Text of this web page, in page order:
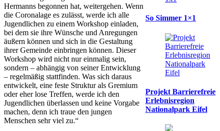
Hermanns begonnen hat, weitergehen. Wenn
die Coronalage es zulässt, werde ich alle
Jugendlichen zu einem Workshop einladen,
bei dem sie ihre Wünsche und Anregungen
äußern können und sich in die Gestaltung
ihrer Gemeinde einbringen können. Dieser
Workshop wird nicht nur einmalig sein,
sondern – abhängig von seiner Entwicklung
– regelmäßig stattfinden. Was sich daraus
entwickelt, eine feste Struktur als Gremium
oder eher lose Treffen, werde ich den
Jugendlichen überlassen und keine Vorgabe
machen, denn ich traue den jungen
Menschen sehr viel zu.“
So Simmer 1×1
Projekt Barrierefreie
Erlebnisregion
Nationalpark Eifel